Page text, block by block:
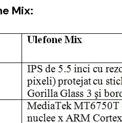
Mix: